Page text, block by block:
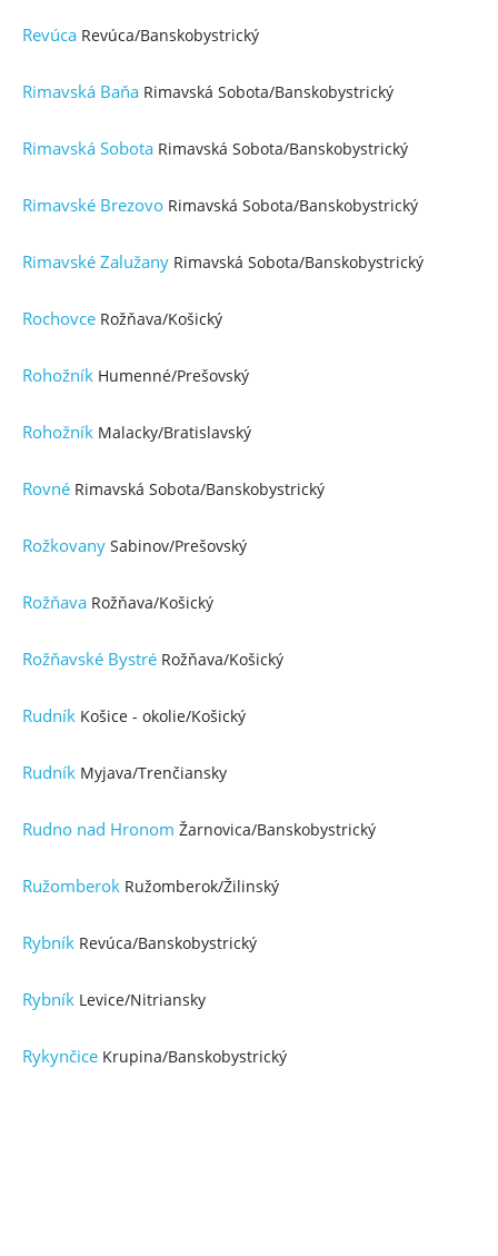
Revúca Revúca/Banskobystrický
Rimavská Baňa Rimavská Sobota/Banskobystrický
Rimavská Sobota Rimavská Sobota/Banskobystrický
Rimavské Brezovo Rimavská Sobota/Banskobystrický
Rimavské Zalužany Rimavská Sobota/Banskobystrický
Rochovce Rožňava/Košický
Rohožník Humenné/Prešovský
Rohožník Malacky/Bratislavský
Rovné Rimavská Sobota/Banskobystrický
Rožkovany Sabinov/Prešovský
Rožňava Rožňava/Košický
Rožňavské Bystré Rožňava/Košický
Rudník Košice - okolie/Košický
Rudník Myjava/Trenčiansky
Rudno nad Hronom Žarnovica/Banskobystrický
Ružomberok Ružomberok/Žilinský
Rybník Revúca/Banskobystrický
Rybník Levice/Nitriansky
Rykynčice Krupina/Banskobystrický